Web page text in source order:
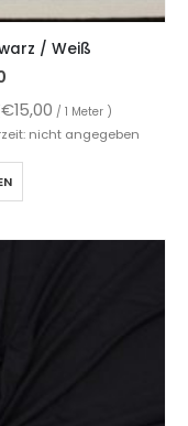
/ Weiß
€15,00 / 1 Meter )
nicht angegeben